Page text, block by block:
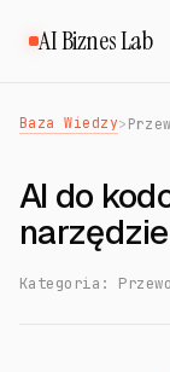
AI Biznes Lab
Baza Wiedzy>
AI do
Kategoria: